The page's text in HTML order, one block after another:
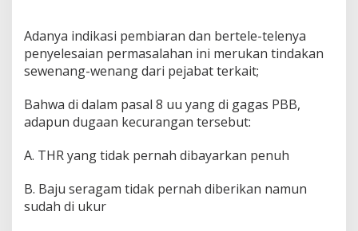
Adanya indikasi pembiaran dan bertele-telenya
penyelesaian permasalahan ini merukan tindakan
sewenang-wenang dari pejabat terkait;
Bahwa di dalam pasal 8 uu yang di gagas PBB,
adapun dugaan kecurangan tersebut:
A. THR yang tidak pernah dibayarkan penuh
B. Baju seragam tidak pernah diberikan namun
sudah di ukur